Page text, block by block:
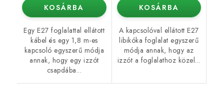
KOSÁRBA
Egy E27 foglalattal ellátott
kábel és egy 1,8 m-es
kapcsoló egyszerű módja
annak, hogy egy izzót
csapdába...
KOSÁRBA
A kapcsolóval ellátott E27
libikóka foglalat egyszerű
módja annak, hogy az
izzót a foglalathoz közel...